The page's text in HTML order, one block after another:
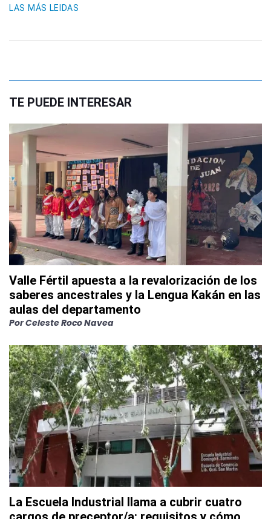
LAS MÁS LEIDAS
TE PUEDE INTERESAR
Valle Fértil apuesta a la revalorización de los
saberes ancestrales y la Lengua Kakán en las
aulas del departamento
PorCeleste Roco Navea
La Escuela Industrial llama a cubrir cuatro